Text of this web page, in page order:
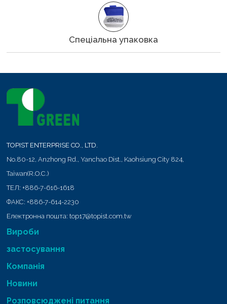
Спеціальна упаковка
TOPIST ENTERPRISE CO., LTD.
No.80-12, Anzhong Rd., Yanchao Dist., Kaohsiung City 824,
Taiwan(R.O.C.)
ТЕЛ:+886-7-616-1618
ФАКС:+886-7-614-2230
Електронна пошта:top17@topist.com.tw
Вироби
застосування
Компанія
Новини
Розповсюджені питання